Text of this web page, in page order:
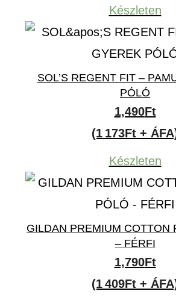
Készleten
SOL’S REGENT FIT –
PÓLÓ
1,490Ft
(1 173Ft +
Készleten
GILDAN PREMIUM COTTON
– FÉRFI
1,790Ft
(1 409Ft +